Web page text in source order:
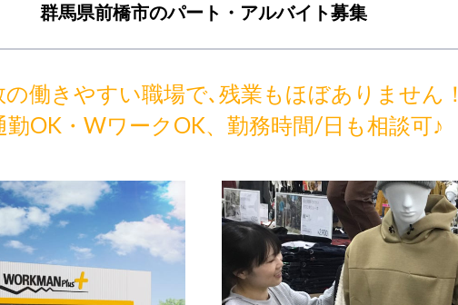
群馬県前橋市のパート・アルバイト募集
の働きやすい職場で､残業もほぼありません！
勤OK・WワークOK、勤務時間/日も相談可♪